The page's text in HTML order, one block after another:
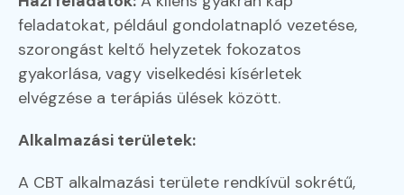
feladatokat, például gondolatnapló vezetése,
szorongást keltő helyzetek fokozatos
gyakorlása, vagy viselkedési kísérletek
elvégzése a terápiás ülések között.
Alkalmazási területek:
A CBT alkalmazási területe rendkívül sokrétű,